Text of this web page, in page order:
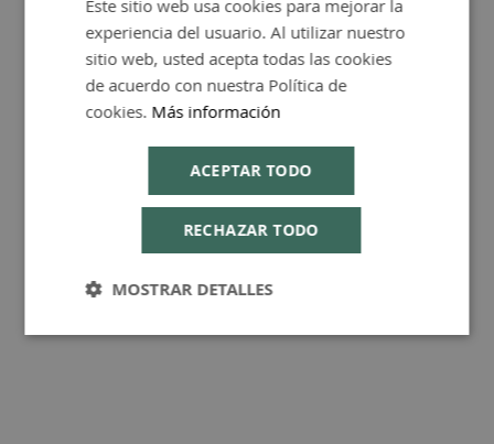
FAQ - Preguntas y Respuestas
Consejos de Compra Producto
ENGLISH
Este sitio web usa cookies para mejorar la
experiencia del usuario. Al utilizar nuestro
sitio web, usted acepta todas las cookies
de acuerdo con nuestra Política de
cookies. Más información
ACEPTAR TODO
RECHAZAR TODO
MOSTRAR DETALLES